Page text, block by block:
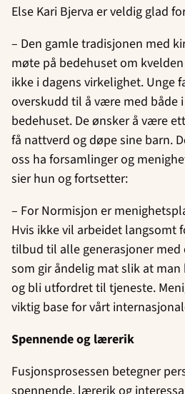
Else Kari Bjerva er veldig glad
– Den gamle tradisjonen med
møte på bedehuset om
ikke i dagens virkelighet. Unge
overskudd til å være med både
bedehuset. De ønsker å være
få nattverd og døpe sine barn.
oss ha forsamlinger og
sier hun og fortsetter:
– For Normisjon er
Hvis ikke vil arbeidet langsomt
tilbud til alle generasjoner
som gir åndelig mat slik at
og bli utfordret til tjeneste.
viktig base for vårt
Spennende og lærerik
Fusjonsprosessen betegner